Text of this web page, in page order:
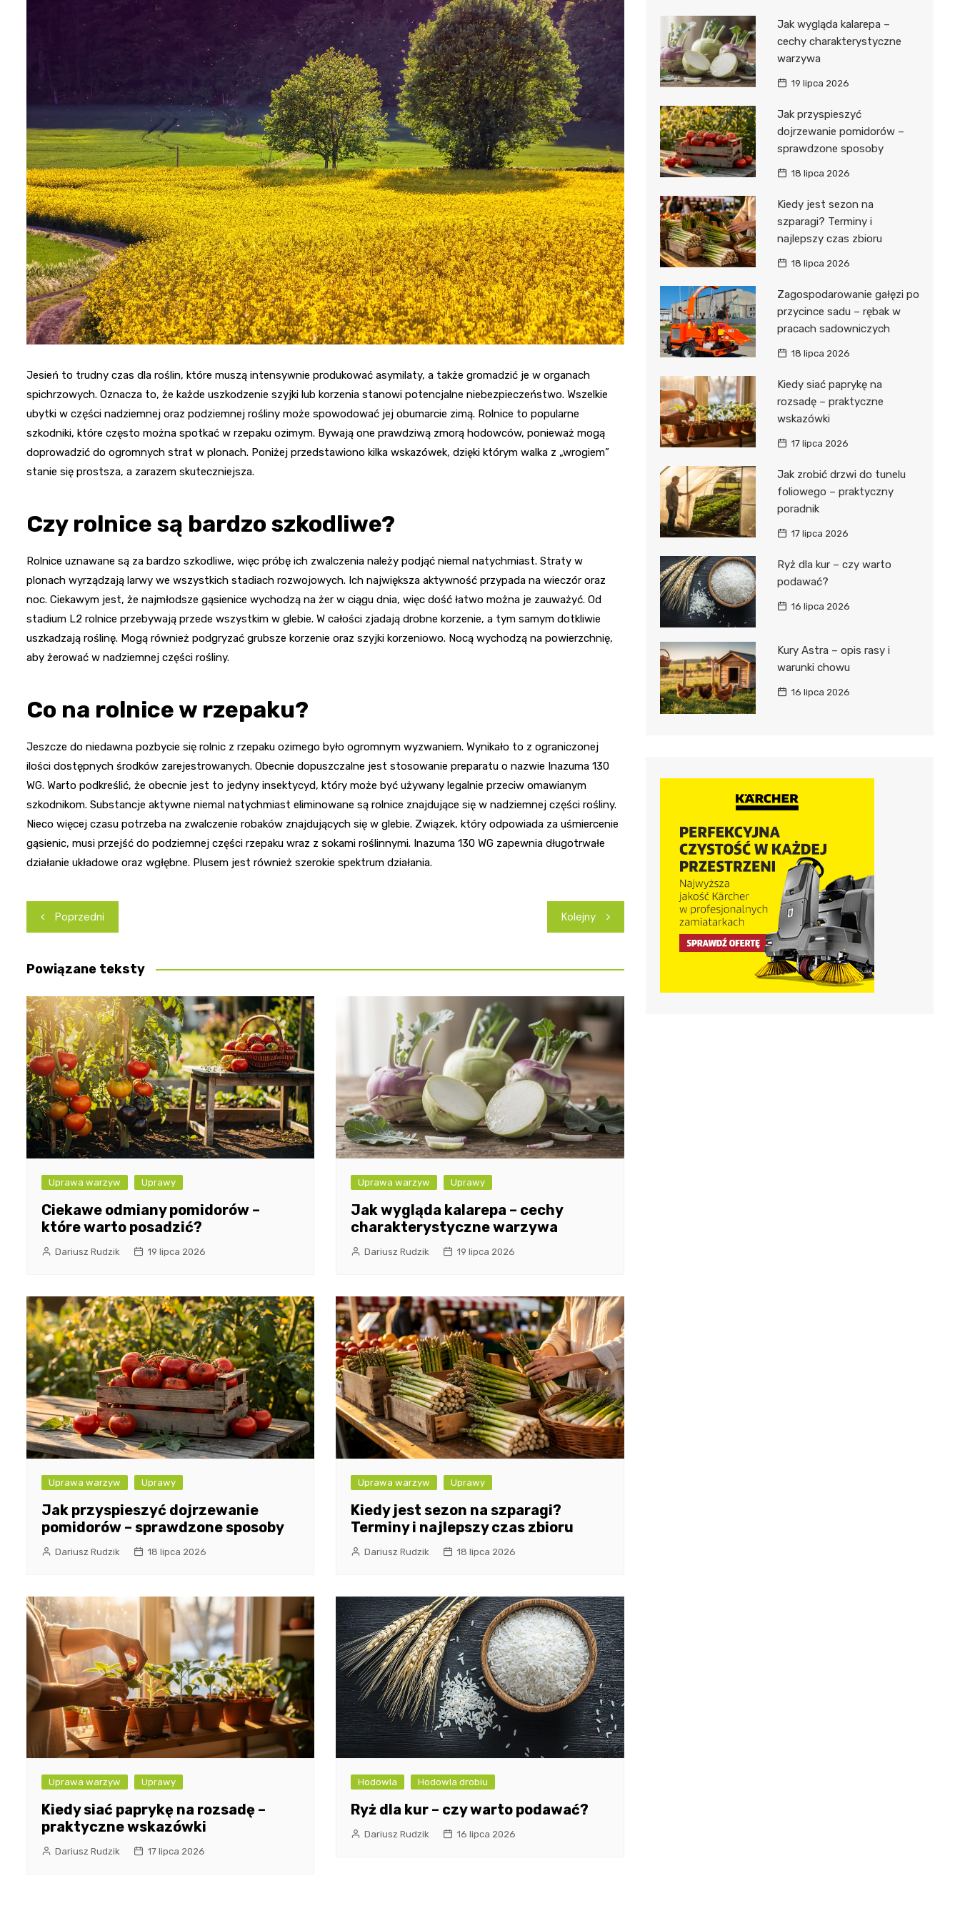
Jesień to trudny czas dla roślin, które muszą intensywnie produkować asymilaty, a także gromadzić je w organach
spichrzowych. Oznacza to, że każde uszkodzenie szyjki lub korzenia stanowi potencjalne niebezpieczeństwo. Wszelkie
ubytki w części nadziemnej oraz podziemnej rośliny może spowodować jej obumarcie zimą. Rolnice to popularne
szkodniki, które często można spotkać w rzepaku ozimym. Bywają one prawdziwą zmorą hodowców, ponieważ mogą
doprowadzić do ogromnych strat w plonach. Poniżej przedstawiono kilka wskazówek, dzięki którym walka z „wrogiem”
stanie się prostsza, a zarazem skuteczniejsza.
Czy rolnice są bardzo szkodliwe?
Rolnice uznawane są za bardzo szkodliwe, więc próbę ich zwalczenia należy podjąć niemal natychmiast. Straty w
plonach wyrządzają larwy we wszystkich stadiach rozwojowych. Ich największa aktywność przypada na wieczór oraz
noc. Ciekawym jest, że najmłodsze gąsienice wychodzą na żer w ciągu dnia, więc dość łatwo można je zauważyć. Od
stadium L2 rolnice przebywają przede wszystkim w glebie. W całości zjadają drobne korzenie, a tym samym dotkliwie
uszkadzają roślinę. Mogą również podgryzać grubsze korzenie oraz szyjki korzeniowo. Nocą wychodzą na powierzchnię,
aby żerować w nadziemnej części rośliny.
Co na rolnice w rzepaku?
Jeszcze do niedawna pozbycie się rolnic z rzepaku ozimego było ogromnym wyzwaniem. Wynikało to z ograniczonej
ilości dostępnych środków zarejestrowanych. Obecnie dopuszczalne jest stosowanie preparatu o nazwie Inazuma 130
WG. Warto podkreślić, że obecnie jest to jedyny insektycyd, który może być używany legalnie przeciw omawianym
szkodnikom. Substancje aktywne niemal natychmiast eliminowane są rolnice znajdujące się w nadziemnej części rośliny.
Nieco więcej czasu potrzeba na zwalczenie robaków znajdujących się w glebie. Związek, który odpowiada za uśmiercenie
gąsienic, musi przejść do podziemnej części rzepaku wraz z sokami roślinnymi. Inazuma 130 WG zapewnia długotrwałe
działanie układowe oraz wgłębne. Plusem jest również szerokie spektrum działania.
Nawigacja
wpisu
Poprzedni Kolejny
Powiązane teksty
Uprawa warzyw Uprawy
Ciekawe odmiany pomidorów –
które warto posadzić?
Dariusz Rudzik 19 lipca 2026
Uprawa warzyw Uprawy
Jak wygląda kalarepa – cechy
charakterystyczne warzywa
Dariusz Rudzik 19 lipca 2026
Uprawa warzyw Uprawy
Jak przyspieszyć dojrzewanie
pomidorów – sprawdzone sposoby
Dariusz Rudzik 18 lipca 2026
Uprawa warzyw Uprawy
Kiedy jest sezon na szparagi?
Terminy i najlepszy czas zbioru
Dariusz Rudzik 18 lipca 2026
Uprawa warzyw Uprawy
Kiedy siać paprykę na rozsadę –
praktyczne wskazówki
Dariusz Rudzik 17 lipca 2026
Hodowla Hodowla drobiu
Ryż dla kur – czy warto podawać?
Dariusz Rudzik 16 lipca 2026
Jak wygląda kalarepa –
cechy charakterystyczne
warzywa
19 lipca 2026
Jak przyspieszyć
dojrzewanie pomidorów –
sprawdzone sposoby
18 lipca 2026
Kiedy jest sezon na
szparagi? Terminy i
najlepszy czas zbioru
18 lipca 2026
Zagospodarowanie gałęzi po
przycince sadu – rębak w
pracach sadowniczych
18 lipca 2026
Kiedy siać paprykę na
rozsadę – praktyczne
wskazówki
17 lipca 2026
Jak zrobić drzwi do tunelu
foliowego – praktyczny
poradnik
17 lipca 2026
Ryż dla kur – czy warto
podawać?
16 lipca 2026
Kury Astra – opis rasy i
warunki chowu
16 lipca 2026